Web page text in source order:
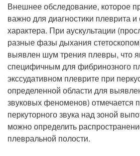
Внешнее обследование, которое
важно для диагностики плеврита
характера. При аускультации
разные фазы дыхания
выявлен шум трения плевры, что
специфичным для фибринозного
экссудативном плеврите при
определенной области для
звуковых феноменов) отмечается
перкуторного звука над зоной
можно определить
плевральной полости.